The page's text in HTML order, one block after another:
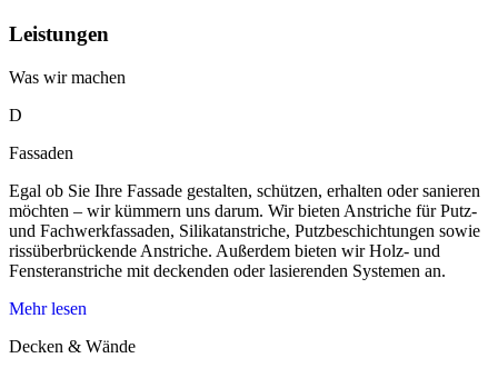
Leistungen
Was wir machen
Fassaden
Egal ob Sie Ihre Fassade gestalten, schützen, erhalten oder sanieren
möchten – wir kümmern uns darum. Wir bieten Anstriche für Putz-
und Fachwerkfassaden, Silikatanstriche, Putzbeschichtungen sowie
rissüberbrückende Anstriche. Außerdem bieten wir Holz- und
Fensteranstriche mit deckenden oder lasierenden Systemen an.
Mehr lesen
Decken & Wände